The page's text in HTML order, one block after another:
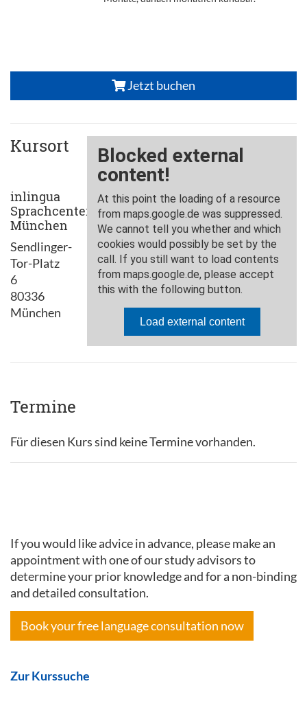
Jetzt buchen
Kursort
inlingua
Sprachcenter
München
Sendlinger-
Tor-Platz
6
80336
München
Termine
Für diesen Kurs sind keine Termine vorhanden.
If you would like advice in advance, please make an
appointment with one of our study advisors to
determine your prior knowledge and for a non-binding
and detailed consultation.
Book your free language consultation now
Zur Kurssuche